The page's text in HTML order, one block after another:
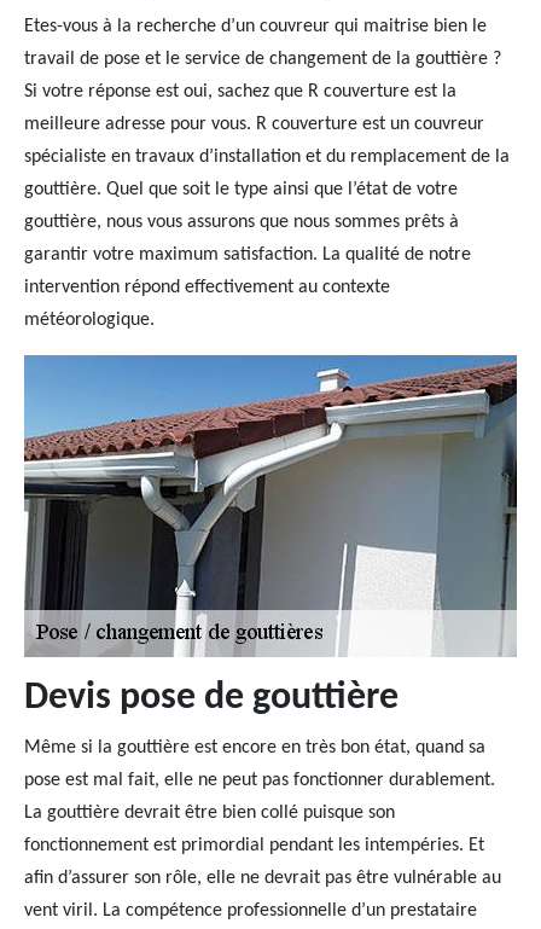
Etes-vous à la recherche d’un couvreur qui maitrise bien le
travail de pose et le service de changement de la gouttière ?
Si votre réponse est oui, sachez que R couverture est la
meilleure adresse pour vous. R couverture est un couvreur
spécialiste en travaux d’installation et du remplacement de la
gouttière. Quel que soit le type ainsi que l’état de votre
gouttière, nous vous assurons que nous sommes prêts à
garantir votre maximum satisfaction. La qualité de notre
intervention répond effectivement au contexte
météorologique.
Devis pose de gouttière
Même si la gouttière est encore en très bon état, quand sa
pose est mal fait, elle ne peut pas fonctionner durablement.
La gouttière devrait être bien collé puisque son
fonctionnement est primordial pendant les intempéries. Et
afin d’assurer son rôle, elle ne devrait pas être vulnérable au
vent viril. La compétence professionnelle d’un prestataire